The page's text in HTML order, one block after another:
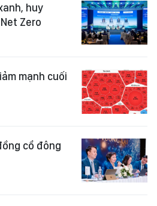
huy
Zero
mạnh cuối
cổ đông